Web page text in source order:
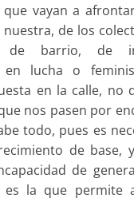
que vayan a
nuestra, de los
de barrio, de
en lucha o
en la calle, no
nos pasen por
todo, pues es
de base,
de
es la que permite